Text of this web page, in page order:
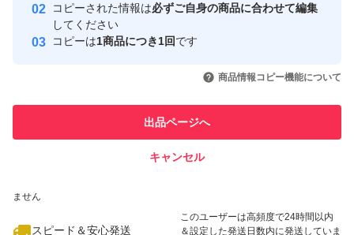
取引実績
引を完了させた実績があります
での取引実績があります
ません
スピード＆安心発送
このユーザーは高頻度で24時間以内
＆設定した発送日数内に発送していま
コピーされた情報は必ずご自身の商品に合わせて編集
してください
コピーは1商品につき1回です
商品情報コピー機能について
出品ページへ
キャンセル